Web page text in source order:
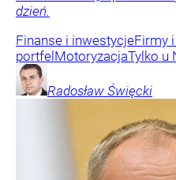
dzień.
Finanse i inwestycjeFirmy
portfelMotoryzacjaTylko u
Radosław Święcki